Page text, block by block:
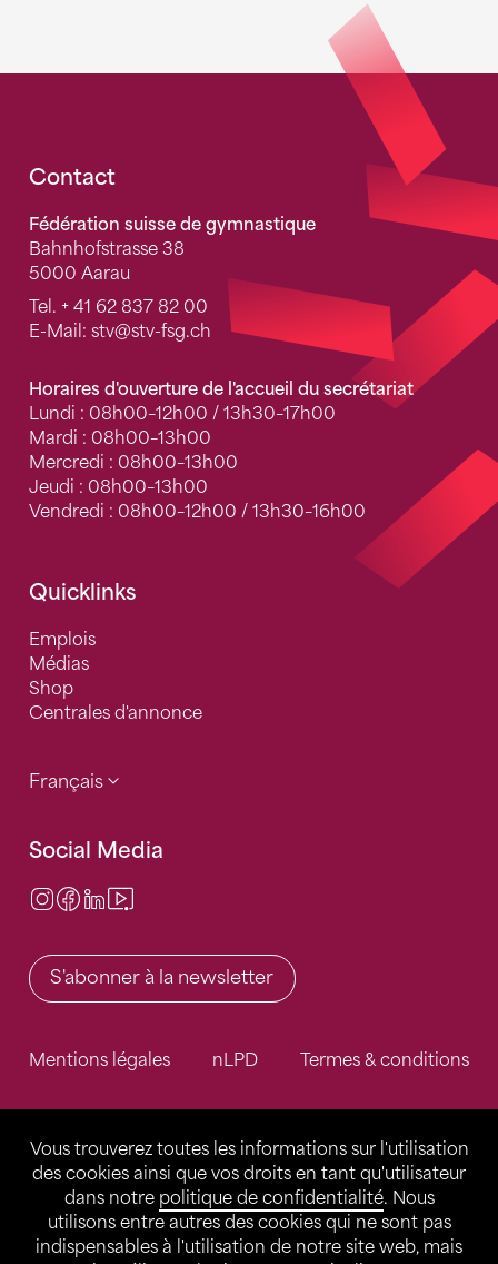
Vous trouverez toutes les informations sur l'utilisation
des cookies ainsi que vos droits en tant qu'utilisateur
dans notre politique de confidentialité. Nous
utilisons entre autres des cookies qui ne sont pas
indispensables à l'utilisation de notre site web, mais
Fusszeile
Contact
Fédération suisse de gymnastique
Bahnhofstrasse 38
5000 Aarau
Tel. + 41 62 837 82 00
E-Mail: stv@stv-fsg.ch
Horaires d'ouverture de l'accueil du secrétariat
Lundi : 08h00–12h00 / 13h30–17h00
Mardi : 08h00–13h00
Mercredi : 08h00–13h00
Jeudi : 08h00–13h00
Vendredi : 08h00–12h00 / 13h30–16h00
Quicklinks
Emplois
Médias
Shop
Centrales d'annonce
Français
Social Media
Instagram
Facebook
LinkedIn
S'abonner à la newsletter
Mentions légales nLPD Termes & conditions